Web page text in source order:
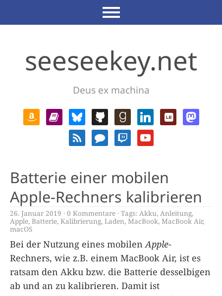
seeseekey.net
Deus ex machina
Batterie einer mobilen
Apple-Rechners kalibrieren
26. Januar 2019 0 Kommentare Tags: Akku, Anleitung,
Apple, Batterie, Kalibrierung, Laden, MacBook, MacBook Air,
macOS
Bei der Nutzung eines mobilen Apple-
Rechners, wie z.B. einem MacBook Air, ist es
ratsam den Akku bzw. die Batterie desselbigen
ab und an zu kalibrieren. Damit ist